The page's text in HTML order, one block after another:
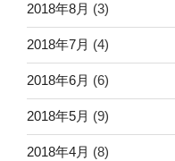
2018年8月 (3)
2018年7月 (4)
2018年6月 (6)
2018年5月 (9)
2018年4月 (8)